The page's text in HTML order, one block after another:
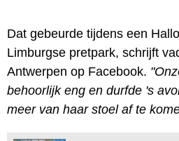
Dat gebeurde tijdens een
Limburgse pretpark, schrijft
Antwerpen‎ op Facebook.
behoorlijk eng en durfde 's
meer van haar stoel af te